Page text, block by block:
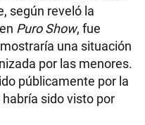
según reveló la
en Puro Show, fue
una situación
por las menores.
públicamente por la
sido visto por